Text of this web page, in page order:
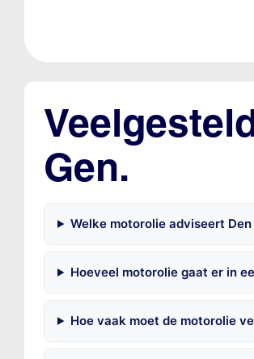
Gen.
Welke motorolie adviseert
Hoeveel motorolie gaat er in
Hoe vaak moet de motorolie